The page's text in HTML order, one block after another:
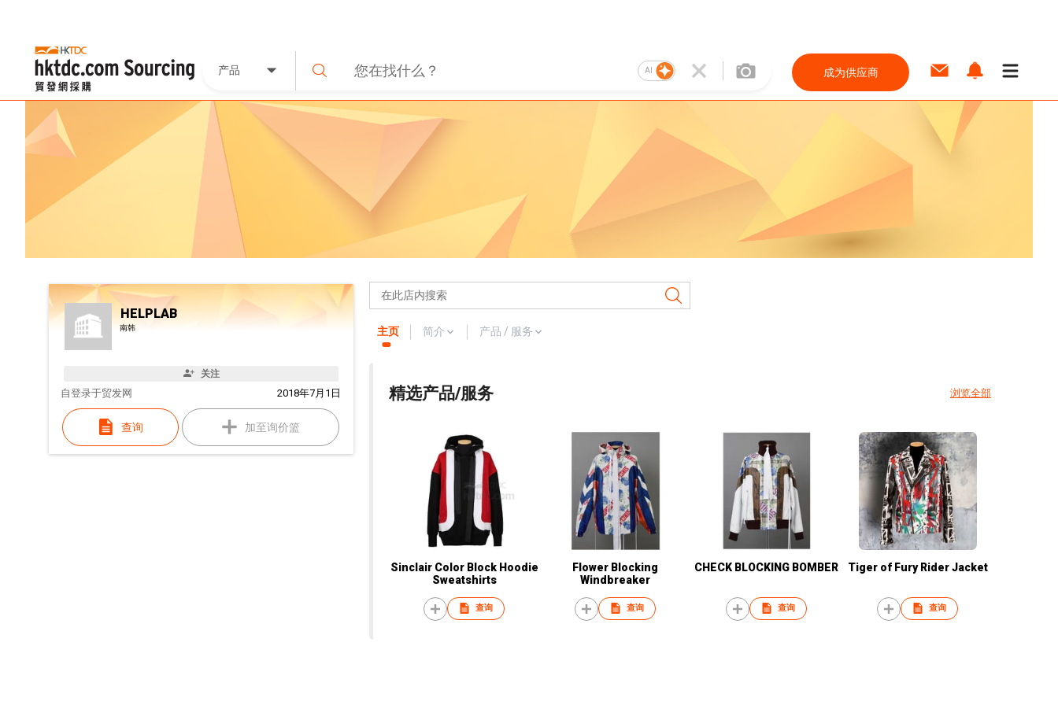
产品 AI 成为供应商
HELPLAB
南韩
关注
自 2018年7月1日
登录于贸发网
查询 加至询价篮
主页 简介 产品 / 服务
精选产品/服务 浏览全部
Sinclair Color Block Hoodie
Sweatshirts
查询
Flower Blocking
Windbreaker
查询
CHECK BLOCKING BOMBER
查询
Tiger of Fury Rider Jacket
查询